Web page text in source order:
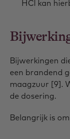
HCl kan
Bijwerkingen
een brandend
maagzuur [9].
de dosering.
Belangrijk is